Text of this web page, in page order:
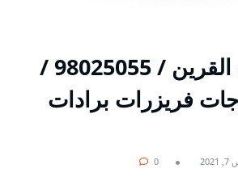
تصليح ثلاجات القرين / 98025055 /
فريزرات برادات
0